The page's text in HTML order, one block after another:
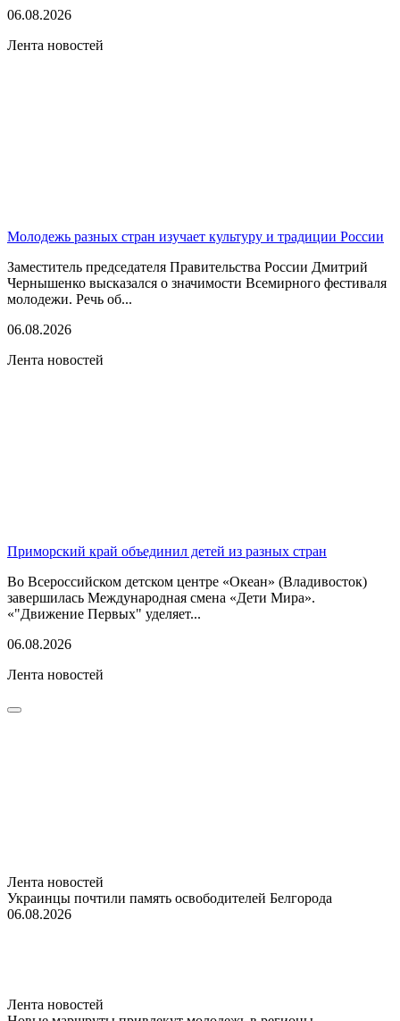
06.08.2026
Лента новостей
Молодежь разных стран изучает культуру и традиции России
Заместитель председателя Правительства России Дмитрий
Чернышенко высказался о значимости Всемирного фестиваля
молодежи. Речь об...
06.08.2026
Лента новостей
Приморский край объединил детей из разных стран
Во Всероссийском детском центре «Океан» (Владивосток)
завершилась Международная смена «Дети Мира».
«"Движение Первых" уделяет...
06.08.2026
Лента новостей
Лента новостей
Украинцы почтили память освободителей Белгорода
06.08.2026
Лента новостей